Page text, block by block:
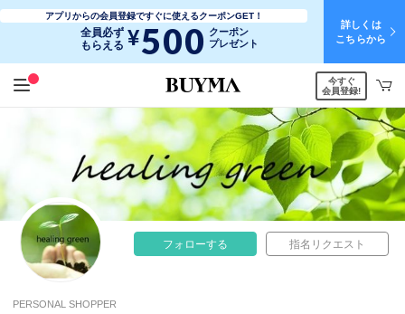
アプリからの会員登録ですぐに使えるクーポンGET！
全員必ず
もらえる ¥500 クーポン
プレゼント
詳しくは
こちらから
今すぐ
会員登録!
フォローする 指名リクエスト
PERSONAL SHOPPER